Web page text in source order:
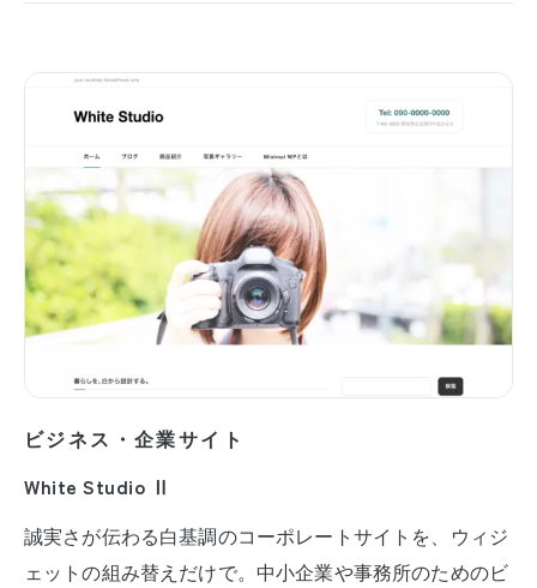
ビジネス・企業サイト
White Studio Ⅱ
誠実さが伝わる白基調のコーポレートサイトを、ウィジ
ェットの組み替えだけで。中小企業や事務所のためのビ